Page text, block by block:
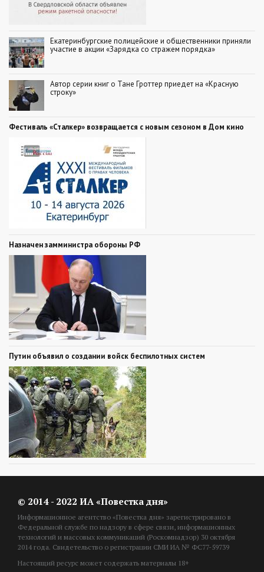
Екатеринбургские полицейские и общественники приняли
участие в акции «Зарядка со стражем порядка»
Автор серии книг о Тане Гроттер приедет на «Красную
строку»
Фестиваль «Сталкер» возвращается с новым сезоном в Дом кино
Назначен замминистра обороны РФ
Путин объявил о создании войск беспилотных систем
© 2014 - 2022 ИА «Повестка дня»
Информационное агентство «Повестка дня» зарегистрировано в
Федеральной службе по надзору в сфере связи, информационных
технологий и массовых коммуникаций (Роскомнадзор) 30 октября
2014 года. Свидетельство о регистрации СМИ ИА № ФС77-59739
Настоящий ресурс может содержать материалы 18+